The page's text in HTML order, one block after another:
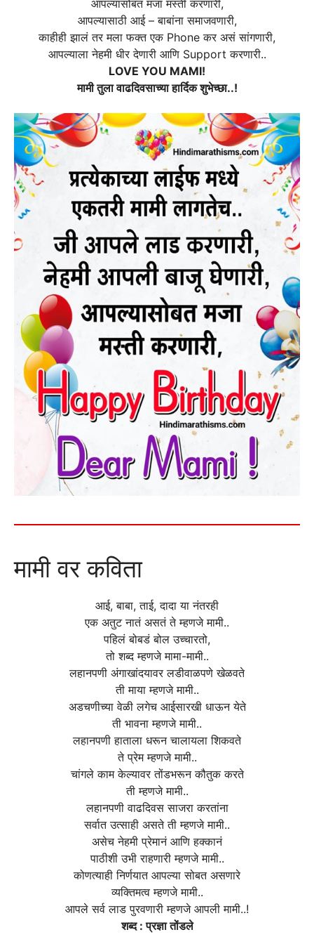
आपल्यासोबत मजा मस्ती करणारी,
आपल्यासाठी आई – बाबांना समाजवणारी,
काहीही झालं तर मला फक्त एक Phone कर असं सांगणारी,
आपल्याला नेहमी धीर देणारी आणि Support करणारी..
LOVE YOU MAMI!
मामी तुला वाढदिवसाच्या हार्दिक शुभेच्छा..!
मामी वर कविता
आई, बाबा, ताई, दादा या नंतरही
एक अतुट नातं असतं ते म्हणजे मामी..
पहिलं बोबडं बोल उच्चारतो,
तो शब्द म्हणजे मामा-मामी..
लहानपणी अंगाखांदयावर लडीवाळपणे खेळवते
ती माया म्हणजे मामी..
अडचणीच्या वेळी लगेच आईसारखी धाऊन येते
ती भावना म्हणजे मामी..
लहानपणी हाताला धरून चालायला शिकवते
ते प्रेम म्हणजे मामी..
चांगले काम केल्यावर तोंडभरून कौतुक करते
ती म्हणजे मामी..
लहानपणी वाढदिवस साजरा करतांना
सर्वात उत्साही असते ती म्हणजे मामी..
असेच नेहमी प्रेमानं आणि हक्कानं
पाठीशी उभी राहणारी म्हणजे मामी..
कोणत्याही निर्णयात आपल्या सोबत असणारे
व्यक्तिमत्व म्हणजे मामी..
आपले सर्व लाड पुरवणारी म्हणजे आपली मामी..!
शब्द : प्रज्ञा तोंडले